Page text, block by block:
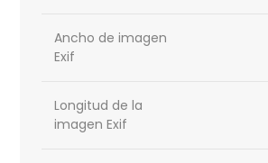
Ancho de imagen
Exif
Longitud de la
imagen Exif